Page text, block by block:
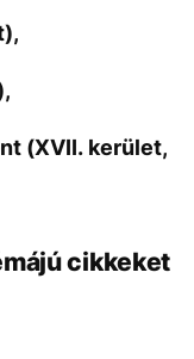
(XVII. kerület,
cikkeket